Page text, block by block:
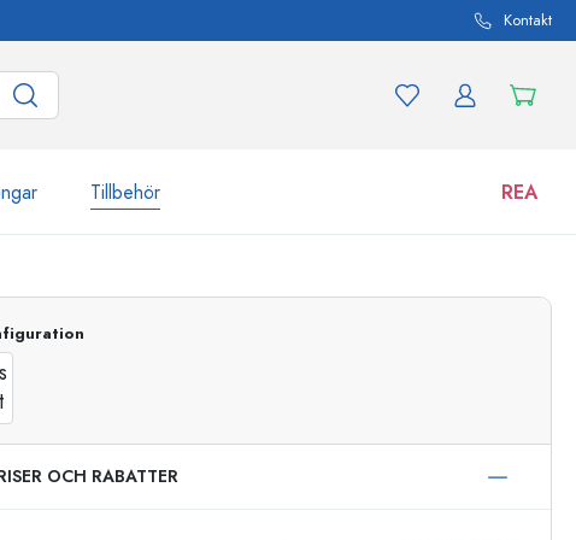
Kontakt
Tillbehör REA
Burkar
OCH RABATTER